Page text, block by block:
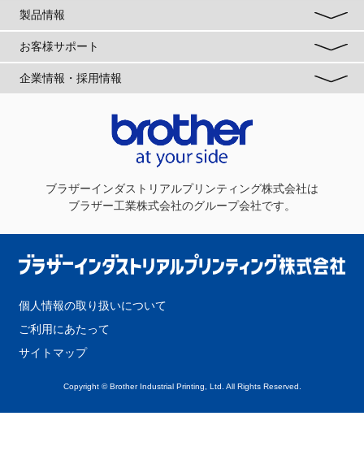
製品情報
お客様サポート
企業情報・採用情報
ブラザーインダストリアルプリンティング株式会社は
ブラザー工業株式会社のグループ会社です。
個人情報の取り扱いについて
ご利用にあたって
サイトマップ
Copyright © Brother Industrial Printing, Ltd. All Rights Reserved.